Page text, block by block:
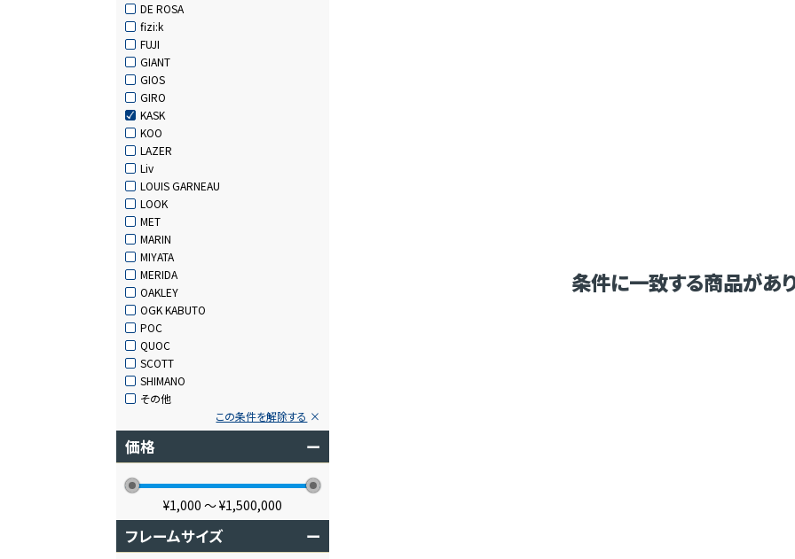
DE ROSA
fizi:k
FUJI
GIANT
GIOS
GIRO
KASK
KOO
LAZER
Liv
LOUIS GARNEAU
LOOK
MET
MARIN
MIYATA
MERIDA
OAKLEY
OGK KABUTO
POC
QUOC
SCOTT
SHIMANO
その他
この条件を解除する
価格 ー
¥1,000 〜¥1,500,000
フレームサイズ ー
条件に一致する商品があ